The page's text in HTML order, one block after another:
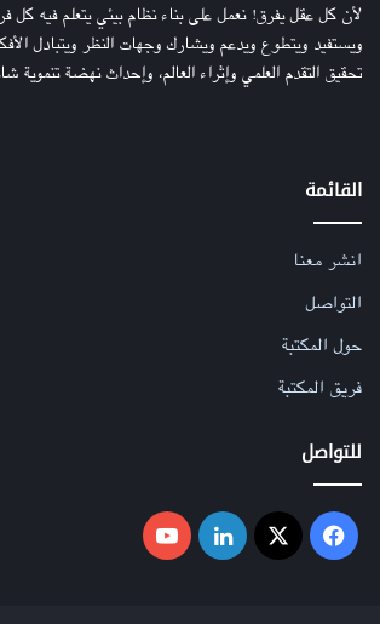
لأن كل عقل يفرق! نعمل على بناء نظام بيئي يتعلم فيه كل
ويستفيد ويتطوع ويدعم ويشارك وجهات النظر ويتبادل
تحقيق التقدم العلمي وإثراء العالم، وإحداث نهضة
القائمة
انشر معنا
التواصل
حول المكتبة
فريق المكتبة
للتواصل
فيسبوك ‫X لينكدإن ‫YouTube